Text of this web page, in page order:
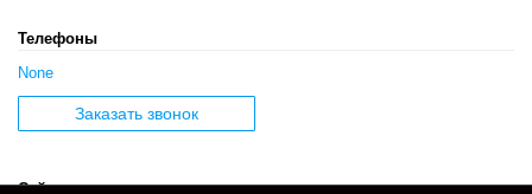
Телефоны
None
Заказать звонок
Сайт